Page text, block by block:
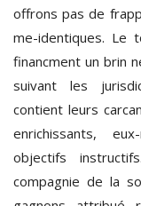
offrons pas de
me-identiques. Le
financment un brin
suivant les
contient leurs
enrichissants,
objectifs
compagnie de la